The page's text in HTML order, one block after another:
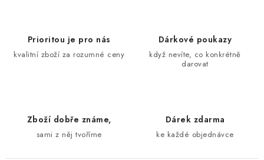
Prioritou je pro nás
kvalitní zboží za rozumné ceny
Dárkové poukazy
když nevíte, co konkrétně
darovat
Zboží dobře známe,
sami z něj tvoříme
Dárek zdarma
ke každé objednávce